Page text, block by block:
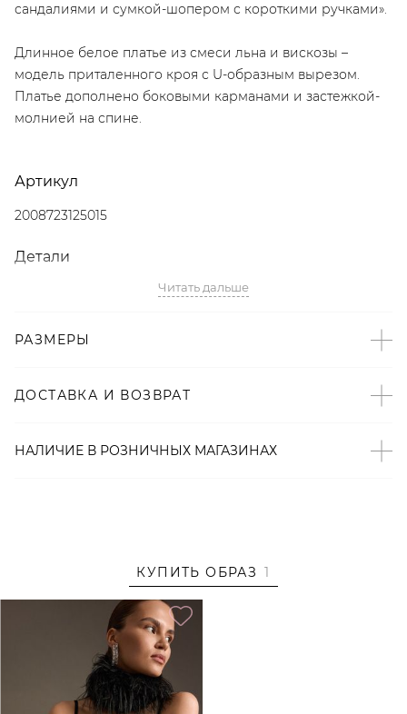
сандалиями и сумкой-шопером с короткими ручками».
Длинное белое платье из смеси льна и вискозы –
модель приталенного кроя с U-образным вырезом.
Платье дополнено боковыми карманами и застежкой-
молнией на спине.
Артикул
2008723125015
Детали
– Произведено по индивидуальному заказу и под
– Дизайн: Санкт-Петербург, Россия;
– Минималистичные платья – тренд SS’24 по версии The
– Молочно-белый цвет;
– U-образный вырез;
сохраняет форму и цвет.
На Вике размер S, параметры 79/57/88, рост 172 см.
Образ дополненСУМКА ИЗ ЭКОКОЖИ LERA NENA
UNREAL
Читать дальше
РАЗМЕРЫ
ДОСТАВКА И ВОЗВРАТ
НАЛИЧИЕ В РОЗНИЧНЫХ МАГАЗИНАХ
КУПИТЬ ОБРАЗ 1